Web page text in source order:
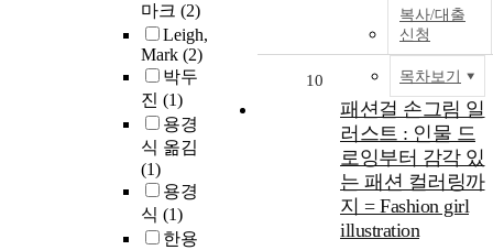
마크 (2)
Leigh,
Mark (2)
박두
진 (1)
용경
식 옮김
(1)
용경
식 (1)
한용
복사/대출
신청
목차보기
10
패션걸 손그림 일
러스트 : 인물 드
로잉부터 감각 있
는 패션 컬러링까
지 = Fashion girl
illustration